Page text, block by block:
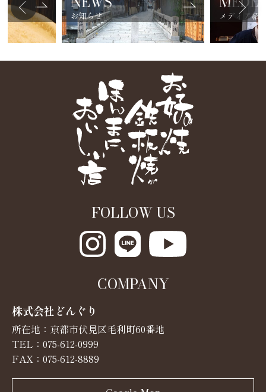
FOLLOW US
COMPANY
株式会社どんぐり
所在地：京都市伏見区毛利町60番地
TEL： 075-612-0999
FAX：075-612-8889